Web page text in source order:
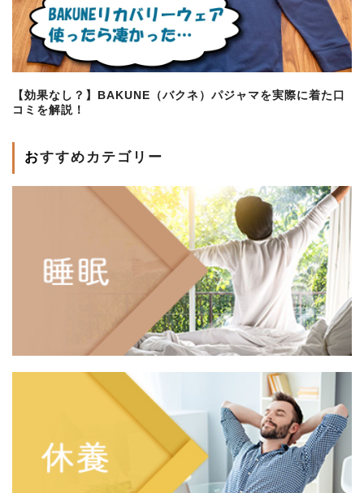
【効果なし？】BAKUNE（バクネ）パジャマを実際に着た口
コミを解説！
おすすめカテゴリー